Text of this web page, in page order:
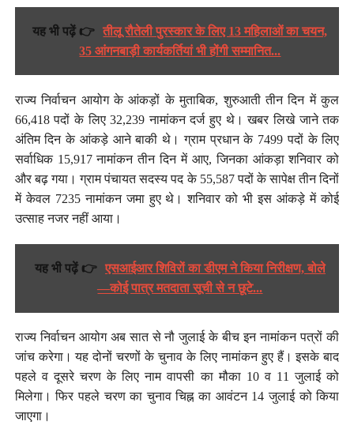
यह भी पढ़ें 👉
तीलू रौतेली पुरस्कार के लिए 13 महिलाओं का चयन,
35 आंगनबाड़ी कार्यकर्तियां भी होंगी सम्मानित...
राज्य निर्वाचन आयोग के आंकड़ों के मुताबिक, शुरुआती तीन दिन में कुल
66,418 पदों के लिए 32,239 नामांकन दर्ज हुए थे। खबर लिखे जाने तक
अंतिम दिन के आंकड़े आने बाकी थे। ग्राम प्रधान के 7499 पदों के लिए
सर्वाधिक 15,917 नामांकन तीन दिन में आए, जिनका आंकड़ा शनिवार को
और बढ़ गया। ग्राम पंचायत सदस्य पद के 55,587 पदों के सापेक्ष तीन दिनों
में केवल 7235 नामांकन जमा हुए थे। शनिवार को भी इस आंकड़े में कोई
उत्साह नजर नहीं आया।
यह भी पढ़ें 👉 एसआईआर शिविरों का डीएम ने किया निरीक्षण, बोले
—कोई पात्र मतदाता सूची से न छूटे...
राज्य निर्वाचन आयोग अब सात से नौ जुलाई के बीच इन नामांकन पत्रों की
जांच करेगा। यह दोनों चरणों के चुनाव के लिए नामांकन हुए हैं। इसके बाद
पहले व दूसरे चरण के लिए नाम वापसी का मौका 10 व 11 जुलाई को
मिलेगा। फिर पहले चरण का चुनाव चिह्न का आवंटन 14 जुलाई को किया
जाएगा।